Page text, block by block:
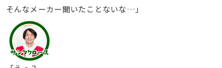
そんなメーカー聞いたことないな…」